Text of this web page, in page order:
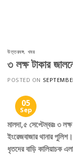
উত্তরবঙ্গ, খবর
৩ লক্ষ টাকার
POSTED ON
05
Sep
মালদা,৫ সেপ্টেম্বরঃ ৩
ইংরেজবাজার থানার
ধৃতদের বাড়ি কালিয়াচক